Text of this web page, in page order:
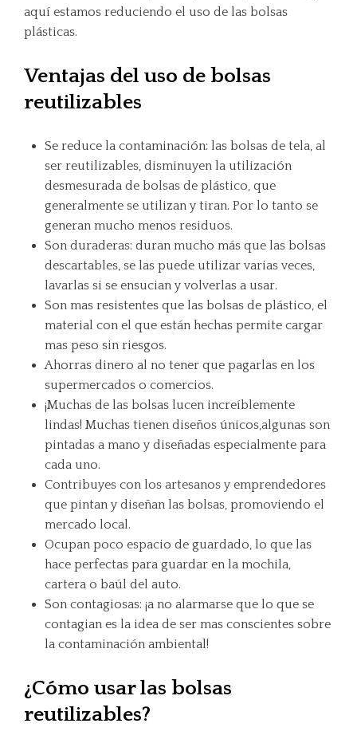
aquí estamos reduciendo el uso de las bolsas
plásticas.
Ventajas del uso de bolsas
reutilizables
Se reduce la contaminación: las bolsas de tela, al
ser reutilizables, disminuyen la utilización
desmesurada de bolsas de plástico, que
generalmente se utilizan y tiran. Por lo tanto se
generan mucho menos residuos.
Son duraderas: duran mucho más que las bolsas
descartables, se las puede utilizar varias veces,
lavarlas si se ensucian y volverlas a usar.
Son mas resistentes que las bolsas de plástico, el
material con el que están hechas permite cargar
mas peso sin riesgos.
Ahorras dinero al no tener que pagarlas en los
supermercados o comercios.
¡Muchas de las bolsas lucen increíblemente
lindas! Muchas tienen diseños únicos,algunas son
pintadas a mano y diseñadas especialmente para
cada uno.
Contribuyes con los artesanos y emprendedores
que pintan y diseñan las bolsas, promoviendo el
mercado local.
Ocupan poco espacio de guardado, lo que las
hace perfectas para guardar en la mochila,
cartera o baúl del auto.
Son contagiosas: ¡a no alarmarse que lo que se
contagian es la idea de ser mas conscientes sobre
la contaminación ambiental!
¿Cómo usar las bolsas
reutilizables?